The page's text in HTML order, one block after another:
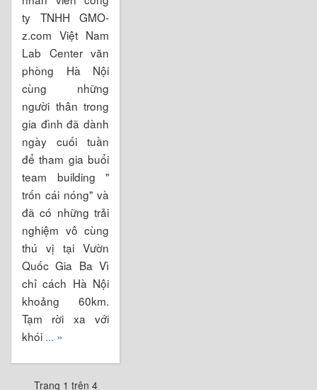
ty TNHH GMO-
z.com Việt Nam
Lab Center văn
phòng Hà Nội
cùng những
người thân trong
gia đình đã dành
ngày cuối tuần
để tham gia buổi
team building "
trốn cái nóng" và
đã có những trải
nghiệm vô cùng
thú vị tại Vườn
Quốc Gia Ba Vì
chỉ cách Hà Nội
khoảng 60km.
Tạm rời xa với
khói ... »
Trang 1 trên 4